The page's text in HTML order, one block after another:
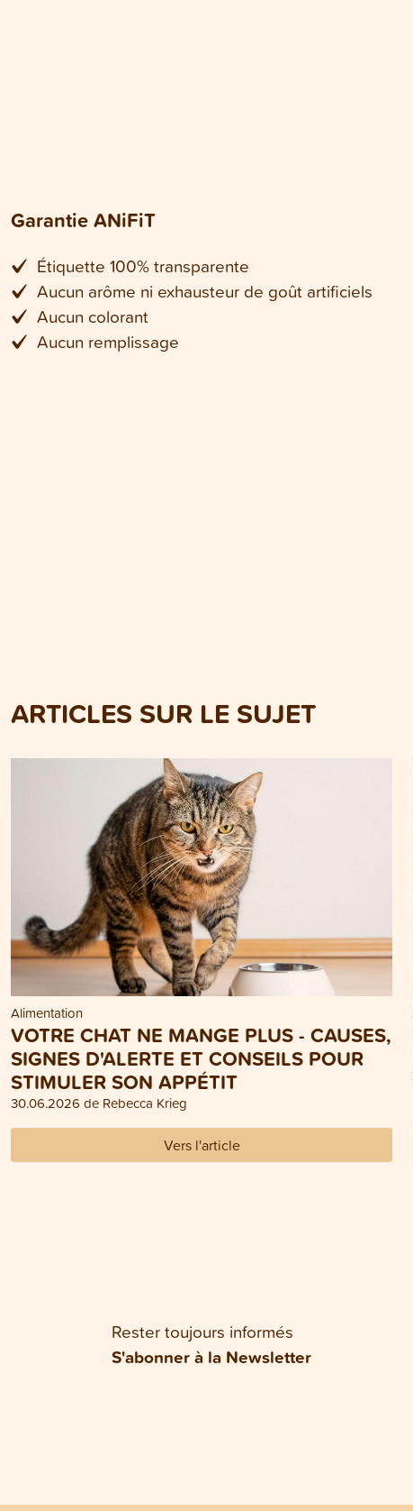
Garantie ANiFiT
Étiquette 100% transparente
Aucun arôme ni exhausteur de goût artificiels
Aucun colorant
Aucun remplissage
ARTICLES SUR LE SUJET
Alimentation
VOTRE CHAT NE MANGE PLUS - CAUSES,
SIGNES D'ALERTE ET CONSEILS POUR
STIMULER SON APPÉTIT
30.06.2026 de Rebecca Krieg
Vers l'article
Rester toujours informés
S'abonner à la Newsletter